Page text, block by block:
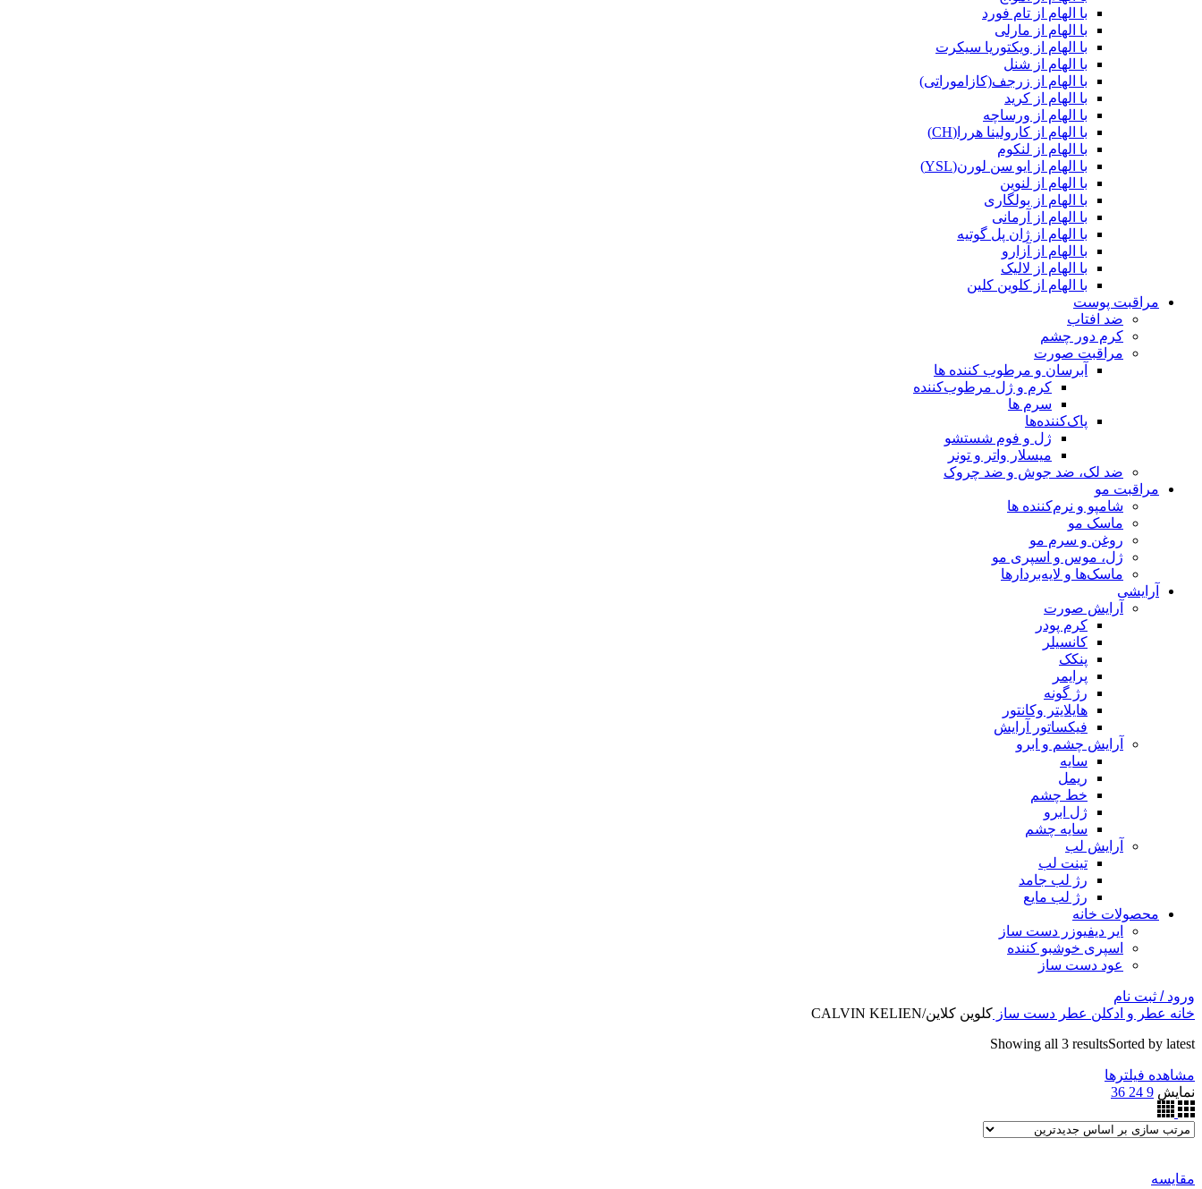
با الهام از تام فورد
با الهام از مارلی
با الهام از ویکتوریا سیکرت
با الهام از شنل
با الهام از زرجف(کازاموراتی)
با الهام از کرید
با الهام از ورساچه
با الهام از کارولینا هررا(CH)
با الهام از لنکوم
با الهام از ایو سن لورن(YSL)
با الهام از لنوین
با الهام از بولگاری
با الهام از آرمانی
با الهام از ژان پل گوتیه
با الهام از آزارو
با الهام از لالیک
با الهام از کلوین کلین
مراقبت پوست
ضد افتاب
کرم دور چشم
مراقبت صورت
آبرسان و مرطوب کننده ها
کرم و ژل مرطوب‌کننده
سرم ها
پاک‌کننده‌ها
ژل و فوم شستشو
میسلار واتر و تونر
ضد لک، ضد جوش و ضد چروک
مراقبت مو
شامپو و نرم‌کننده ها
ماسک مو
روغن و سرم مو
ژل، موس و اسپری مو
ماسک‌ها و لایه‌بردارها
آرایشی
آرایش صورت
کرم پودر
کانسیلر
پنکک
پرایمر
رژ گونه
هایلایتر وکانتور
فیکساتور آرایش
آرایش چشم و ابرو
سایه
ریمل
خط چشم
ژل ابرو
سایه چشم
آرایش لب
تینت لب
رژ لب جامد
رژ لب مایع
محصولات خانه
ایر دیفیوزر دست ساز
اسپری خوشبو کننده
عود دست ساز
ورود / ثبت نام
خانه عطر و ادکلن عطر دست ساز کلوین کلاین/CALVIN KELIEN
Showing all 3 resultsSorted by latest
مشاهده فیلترها
نمایش 9
24
36
مقایسه